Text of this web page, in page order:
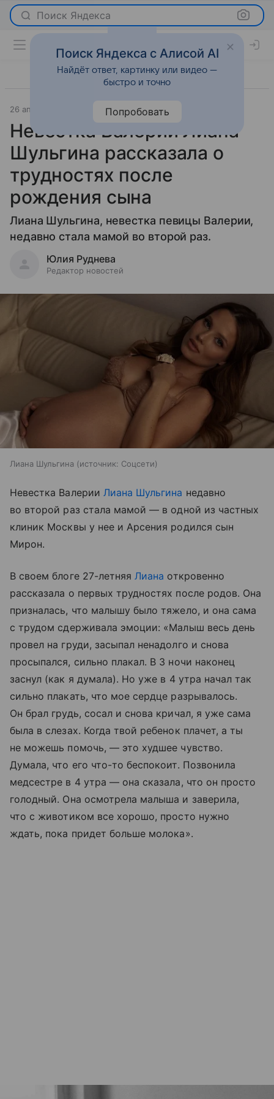
Поиск Яндекса
26 апреля 2025 Светская жизнь
Невестка Валерии Лиана
Шульгина рассказала о
трудностях после
рождения сына
Лиана Шульгина, невестка певицы Валерии,
недавно стала мамой во второй раз.
Юлия Руднева
Редактор новостей
Лиана Шульгина источник: Соцсети
Невестка Валерии Лиана Шульгина недавно
во второй раз стала мамой — в одной из частных
клиник Москвы у нее и Арсения родился сын
Мирон.
В своем блоге 27-летняяЛиана откровенно
рассказала о первых трудностях после родов. Она
призналась, что малышу было тяжело, и она сама
с трудом сдерживала эмоции: «Малыш весь день
провел на груди, засыпал ненадолго и снова
просыпался, сильно плакал. В 3 ночи наконец
заснул (как я думала). Но уже в 4 утра начал так
сильно плакать, что мое сердце разрывалось.
Он брал грудь, сосал и снова кричал, я уже сама
была в слезах. Когда твой ребенок плачет, а ты
не можешь помочь, — это худшее чувство.
Думала, что его что-то беспокоит. Позвонила
медсестре в 4 утра — она сказала, что он просто
голодный. Она осмотрела малыша и заверила,
что с животиком все хорошо, просто нужно
ждать, пока придет больше молока».
Поиск Яндекса с Алисой AI
Найдёт ответ, картинку или видео —
быстро и точно
Попробовать